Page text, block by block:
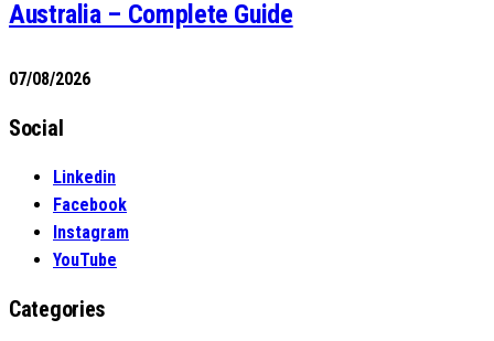
Australia – Complete Guide
07/08/2026
Social
Linkedin
Facebook
Instagram
YouTube
Categories